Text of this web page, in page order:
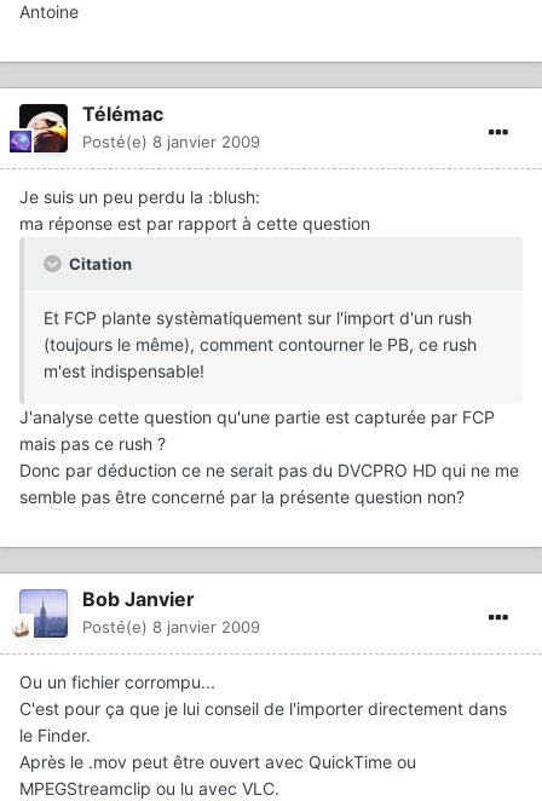
Antoine
Télémac
Posté(e) 8 janvier 2009
Je suis un peu perdu la :blush:
ma réponse est par rapport à cette question
Citation
Et FCP plante systèmatiquement sur l'import d'un rush
(toujours le même), comment contourner le PB, ce rush
m'est indispensable!
J'analyse cette question qu'une partie est capturée par FCP
mais pas ce rush ?
Donc par déduction ce ne serait pas du DVCPRO HD qui ne me
semble pas être concerné par la présente question non?
Bob Janvier
Posté(e) 8 janvier 2009
Ou un fichier corrompu...
C'est pour ça que je lui conseil de l'importer directement dans
le Finder.
Après le .mov peut être ouvert avec QuickTime ou
MPEGStreamclip ou lu avec VLC.